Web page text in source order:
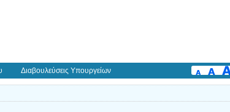
Διαβουλεύσεις Υπουργείων